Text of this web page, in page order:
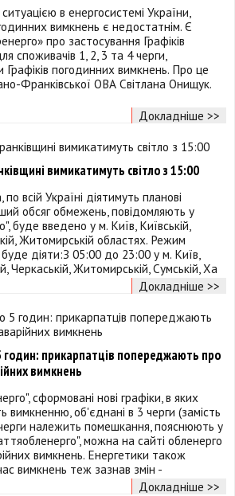
в енергосистемі України,
вимкнень є недостатнім. Є
про застосування Графіків
споживачів 1, 2, 3 та 4 черги,
погодинних вимкнень. Про це
Франківської ОВА Світлана Онищук.
Докладніше >>
вимикатимуть світло з 15:00
всій Україні діятимуть планові
обсяг обмежень, повідомляють у
буде введено у м. Київ, Київській,
Житомирській областях. Режим
діяти:З 05:00 до 23:00 у м. Київ,
Черкаській, Житомирській, Сумській, Ха
Докладніше >>
прикарпатців попереджають про
вимкнень
сформовані нові графіки, в яких
вимкненню, об'єднані в 3 черги (замість
належить помешкання, пояснюють у
можна на сайті обленерго
вимкнень. Енергетики також
вимкнень теж зазнав змін -
Докладніше >>